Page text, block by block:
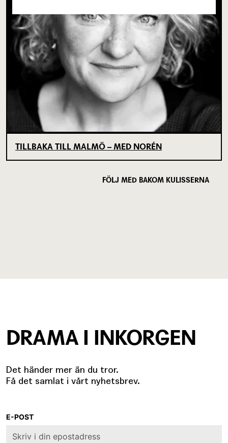
TILLBAKA TILL MALMÖ – MED NORÉN
FÖLJ MED BAKOM KULISSERNA
DRAMA I INKORGEN
Det händer mer än du tror.
Få det samlat i vårt nyhetsbrev.
E-POST